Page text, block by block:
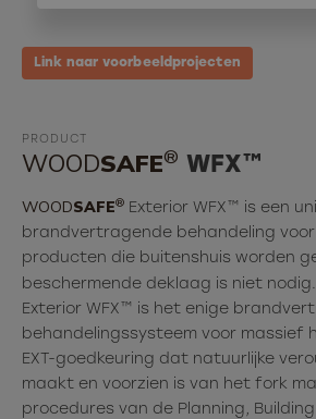
Link naar voorbeeldprojecten
PRODUCT
WOODSAFE® WFX™
WOODSAFE® Exterior WFX™ is een
brandvertragende behandeling
producten die buitenshuis worden
beschermende deklaag is niet nodig.
Exterior WFX™ is het enige
behandelingssysteem voor massief
EXT-goedkeuring dat natuurlijke
maakt en voorzien is van het fork
procedures van de Planning,